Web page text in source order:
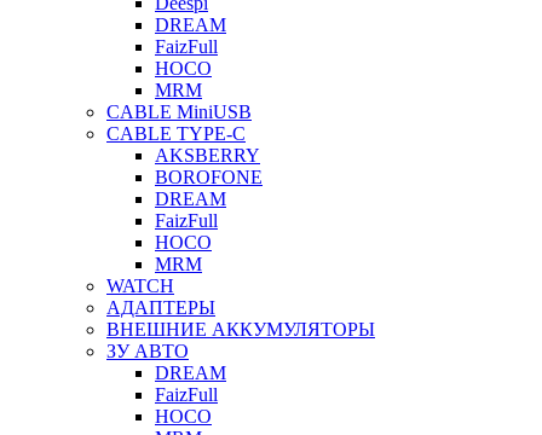
DREAM
FaizFull
HOCO
MRM
CABLE MiniUSB
CABLE TYPE-C
AKSBERRY
BOROFONE
DREAM
FaizFull
HOCO
MRM
WATCH
АДАПТЕРЫ
ВНЕШНИЕ АККУМУЛЯТОРЫ
ЗУ АВТО
DREAM
FaizFull
HOCO